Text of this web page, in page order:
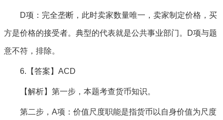
D项：完全垄断，此时卖家数量唯一，卖家制定价格，买
方是价格的接受者。典型的代表就是公共事业部门。D项与题
意不符，排除。
6.【答案】ACD
【解析】第一步，本题考查货币知识。
第二步，A项：价值尺度职能是指货币以自身价值为尺度